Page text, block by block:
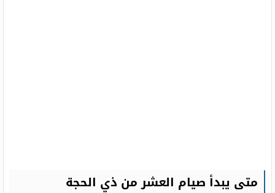
متى يبدأ صيام العشر من ذي الحجة